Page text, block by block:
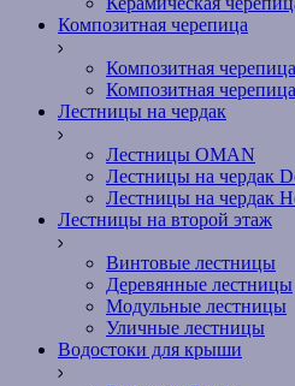
Композитная черепица
Композитная
Композитная
Лестницы на чердак
Лестницы OMAN
Лестницы на чердак
Лестницы на чердак
Лестницы на второй этаж
Винтовые лестницы
Деревянные лестницы
Модульные лестницы
Уличные лестницы
Водостоки для крыши